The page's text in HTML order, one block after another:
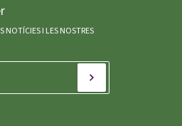
NOTÍCIES I LES NOSTRES